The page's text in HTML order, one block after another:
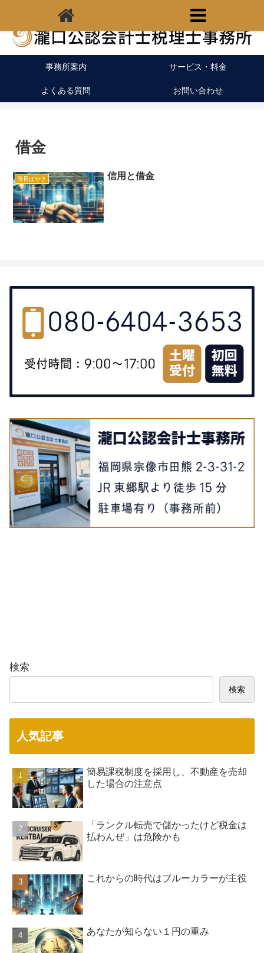
福岡県宗像市の税理士｜開業支援｜クラウド会計
事務所案内 サービス・料金
よくある質問 お問い合わせ
借金
所長ぼやき 信用と借金
検索
検索
人気記事
簡易課税制度を採用し、不動産を売却
した場合の注意点
「ランクル転売で儲かったけど税金は
払わんぜ」は危険かも
これからの時代はブルーカラーが主役
あなたが知らない１円の重み